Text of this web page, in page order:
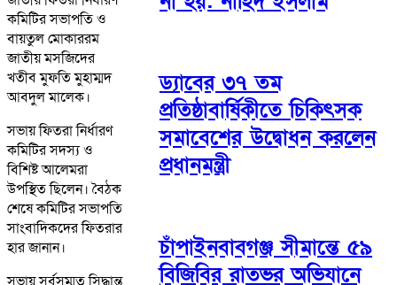
কমিটির সভাপতি ও
বায়তুল মোকাররম
জাতীয় মসজিদের
খতীব মুফতি মুহাম্মদ
আবদুল মালেক।
সভায় ফিতরা নির্ধারণ
কমিটির সদস্য ও
বিশিষ্ট আলেমরা
উপস্থিত ছিলেন। বৈঠক
শেষে কমিটির সভাপতি
সাংবাদিকদের ফিতরার
হার জানান।
ড্যাবের ৩৭ তম
প্রতিষ্ঠাবার্ষিকীতে চিকিৎসক
সমাবেশের উদ্বোধন করলেন
প্রধানমন্ত্রী
চাঁপাইনবাবগঞ্জ সীমান্তে ৫৯
বিজিবির রাতভর অভিযানে